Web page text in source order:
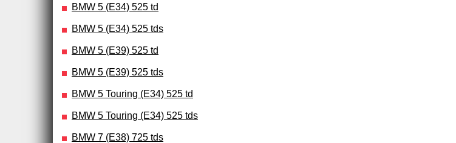
BMW 5 (E34) 525 td
BMW 5 (E34) 525 tds
BMW 5 (E39) 525 td
BMW 5 (E39) 525 tds
BMW 5 Touring (E34) 525 td
BMW 5 Touring (E34) 525 tds
BMW 7 (E38) 725 tds